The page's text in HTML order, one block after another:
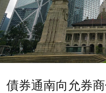
債券通南向允券